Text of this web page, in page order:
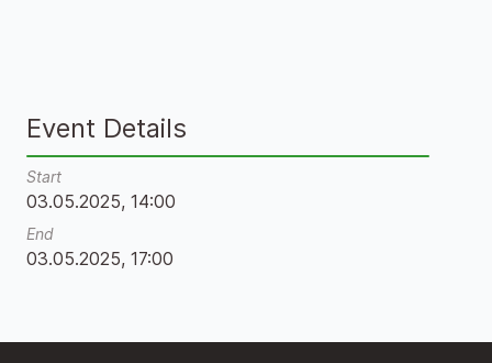
Event Details
Start
03.05.2025, 14:00
End
03.05.2025, 17:00